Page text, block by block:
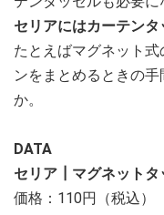
セリアにはカーテンタ
たとえばマグネット
ンをまとめるときの
か。
DATA
セリア┃マグネットタ
価格：110円（税込）